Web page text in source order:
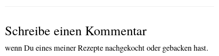
Schreibe einen Kommentar
wenn Du eines meiner Rezepte nachgekocht oder gebacken hast.